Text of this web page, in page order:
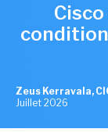
Zeus Kerravala,
Juillet 2026